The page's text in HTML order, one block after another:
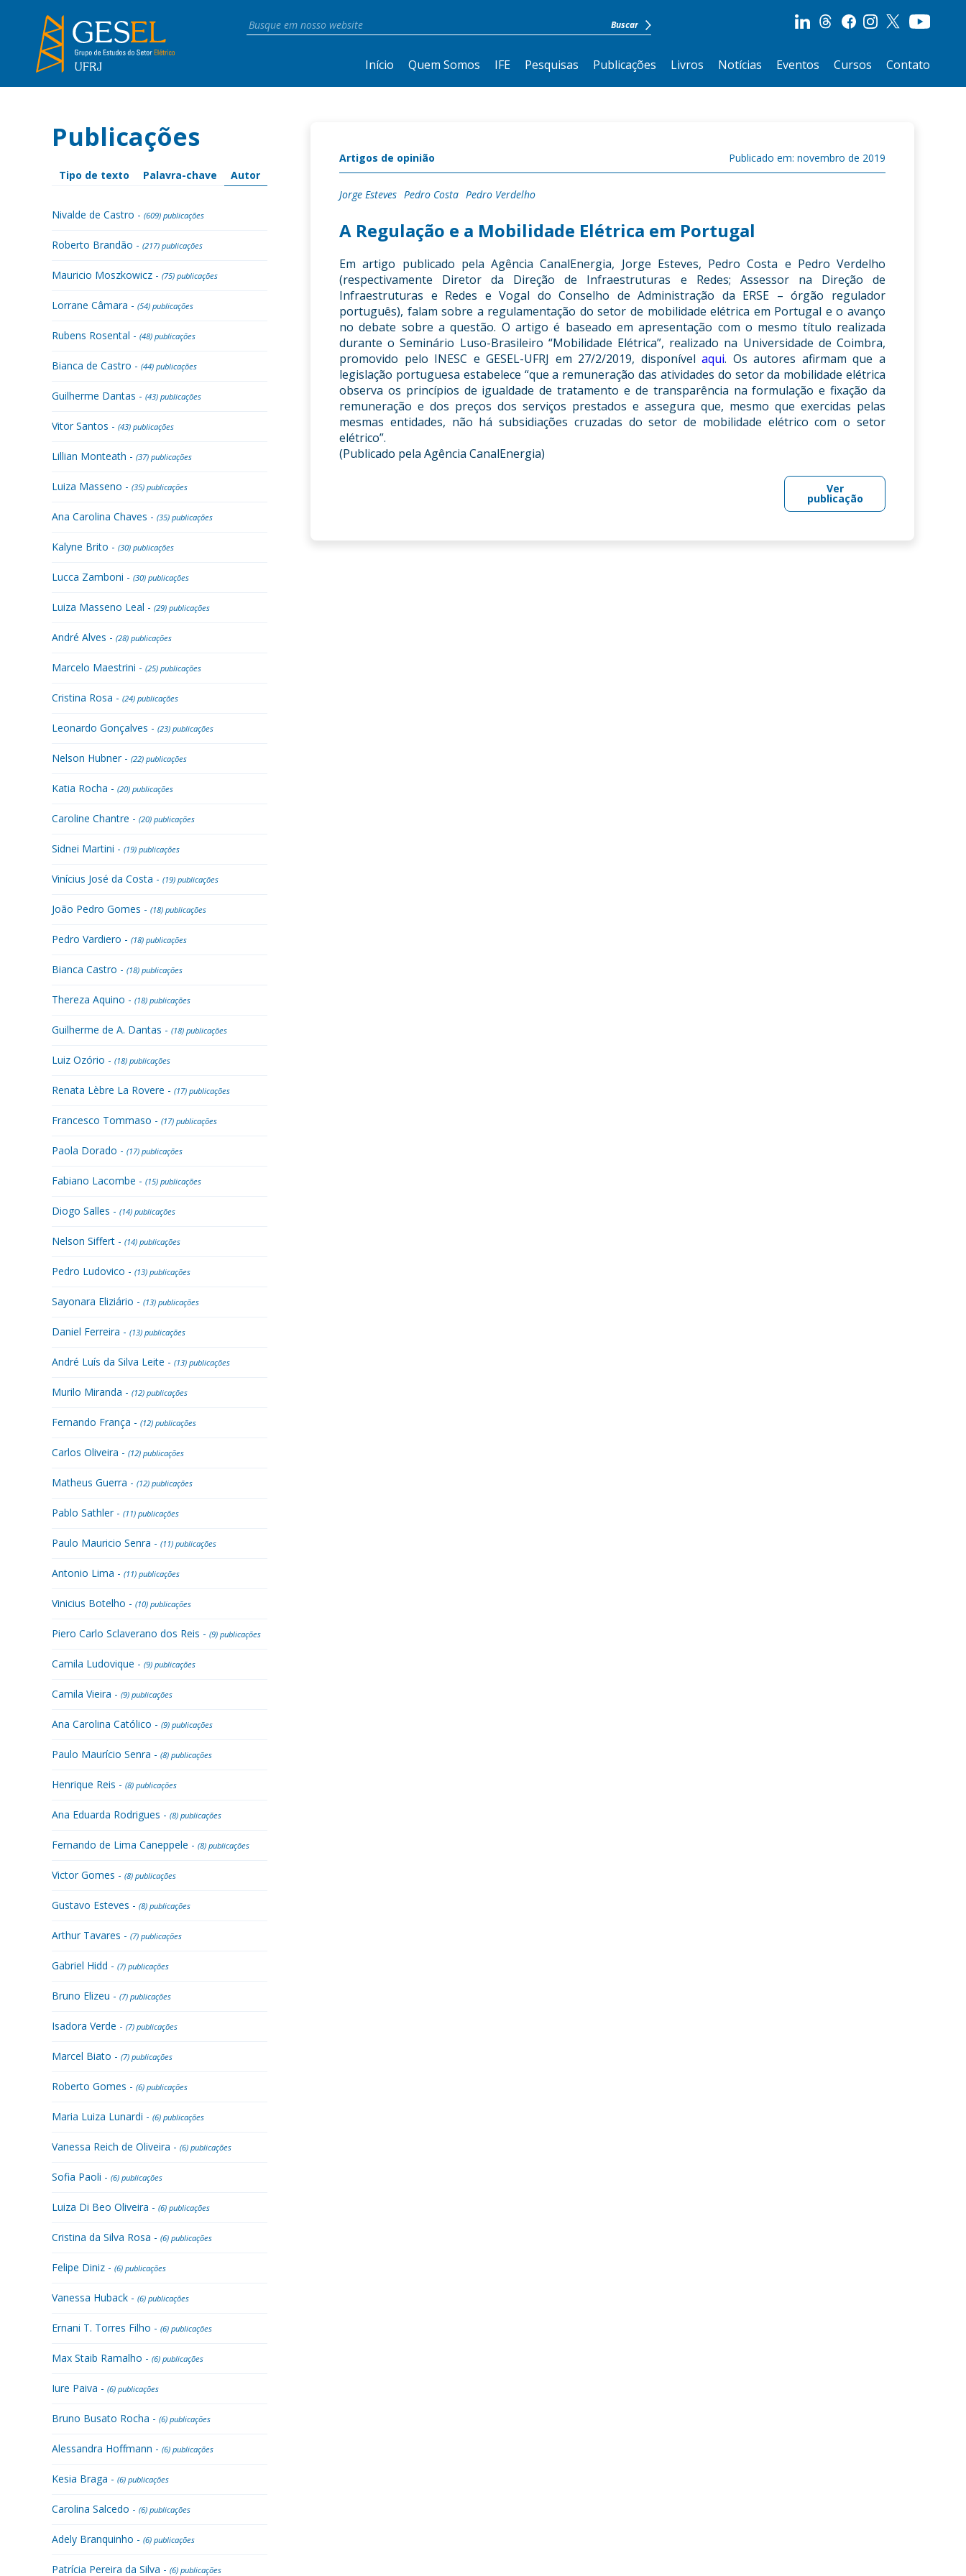
Início Quem Somos IFE Pesquisas Publicações Livros Notícias Eventos Cursos Contato
Publicações
Tipo de texto Palavra-chave Autor
Nivalde de Castro - (609) publicações
Roberto Brandão - (217) publicações
Mauricio Moszkowicz - (75) publicações
Lorrane Câmara - (54) publicações
Rubens Rosental - (48) publicações
Bianca de Castro - (44) publicações
Guilherme Dantas - (43) publicações
Vitor Santos - (43) publicações
Lillian Monteath - (37) publicações
Luiza Masseno - (35) publicações
Ana Carolina Chaves - (35) publicações
Kalyne Brito - (30) publicações
Lucca Zamboni - (30) publicações
Luiza Masseno Leal - (29) publicações
André Alves - (28) publicações
Marcelo Maestrini - (25) publicações
Cristina Rosa - (24) publicações
Leonardo Gonçalves - (23) publicações
Nelson Hubner - (22) publicações
Katia Rocha - (20) publicações
Caroline Chantre - (20) publicações
Sidnei Martini - (19) publicações
Vinícius José da Costa - (19) publicações
João Pedro Gomes - (18) publicações
Pedro Vardiero - (18) publicações
Bianca Castro - (18) publicações
Thereza Aquino - (18) publicações
Guilherme de A. Dantas - (18) publicações
Luiz Ozório - (18) publicações
Renata Lèbre La Rovere - (17) publicações
Francesco Tommaso - (17) publicações
Paola Dorado - (17) publicações
Fabiano Lacombe - (15) publicações
Diogo Salles - (14) publicações
Nelson Siffert - (14) publicações
Pedro Ludovico - (13) publicações
Sayonara Eliziário - (13) publicações
Daniel Ferreira - (13) publicações
André Luís da Silva Leite - (13) publicações
Murilo Miranda - (12) publicações
Fernando França - (12) publicações
Carlos Oliveira - (12) publicações
Matheus Guerra - (12) publicações
Pablo Sathler - (11) publicações
Paulo Mauricio Senra - (11) publicações
Antonio Lima - (11) publicações
Vinicius Botelho - (10) publicações
Piero Carlo Sclaverano dos Reis - (9) publicações
Camila Ludovique - (9) publicações
Camila Vieira - (9) publicações
Ana Carolina Católico - (9) publicações
Paulo Maurício Senra - (8) publicações
Henrique Reis - (8) publicações
Ana Eduarda Rodrigues - (8) publicações
Fernando de Lima Caneppele - (8) publicações
Victor Gomes - (8) publicações
Gustavo Esteves - (8) publicações
Arthur Tavares - (7) publicações
Gabriel Hidd - (7) publicações
Bruno Elizeu - (7) publicações
Isadora Verde - (7) publicações
Marcel Biato - (7) publicações
Roberto Gomes - (6) publicações
Maria Luiza Lunardi - (6) publicações
Vanessa Reich de Oliveira - (6) publicações
Sofia Paoli - (6) publicações
Luiza Di Beo Oliveira - (6) publicações
Cristina da Silva Rosa - (6) publicações
Felipe Diniz - (6) publicações
Vanessa Huback - (6) publicações
Ernani T. Torres Filho - (6) publicações
Max Staib Ramalho - (6) publicações
Iure Paiva - (6) publicações
Bruno Busato Rocha - (6) publicações
Alessandra Hoffmann - (6) publicações
Kesia Braga - (6) publicações
Carolina Salcedo - (6) publicações
Adely Branquinho - (6) publicações
Patrícia Pereira da Silva - (6) publicações
Artigos de opinião Publicado em: novembro de 2019
Jorge Esteves Pedro Costa Pedro Verdelho
A Regulação e a Mobilidade Elétrica em Portugal
Em artigo publicado pela Agência CanalEnergia, Jorge Esteves, Pedro Costa e Pedro Verdelho
(respectivamente Diretor da Direção de Infraestruturas e Redes; Assessor na Direção de
Infraestruturas e Redes e Vogal do Conselho de Administração da ERSE – órgão regulador
português), falam sobre a regulamentação do setor de mobilidade elétrica em Portugal e o avanço
no debate sobre a questão. O artigo é baseado em apresentação com o mesmo título realizada
durante o Seminário Luso-Brasileiro “Mobilidade Elétrica”, realizado na Universidade de Coimbra,
promovido pelo INESC e GESEL-UFRJ em 27/2/2019, disponívelaqui. Os autores afirmam que a
legislação portuguesa estabelece “que a remuneração das atividades do setor da mobilidade elétrica
observa os princípios de igualdade de tratamento e de transparência na formulação e fixação da
remuneração e dos preços dos serviços prestados e assegura que, mesmo que exercidas pelas
mesmas entidades, não há subsidiações cruzadas do setor de mobilidade elétrico com o setor
elétrico”.
(Publicado pela Agência CanalEnergia)
Ver
publicação